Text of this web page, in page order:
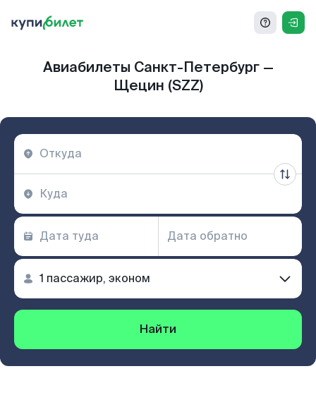
Авиабилеты Санкт-Петербург —
Щецин (SZZ)
Найти